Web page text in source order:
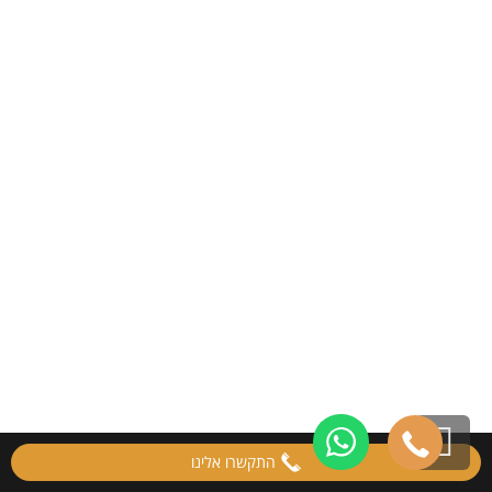
גלילה
לראש התקשרו אלינו